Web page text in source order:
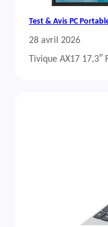
Test & Avis PC
28 avril 2026
Tivique AX17